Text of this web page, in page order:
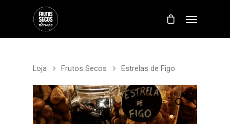
Loja Frutos Secos Estrelas de Figo